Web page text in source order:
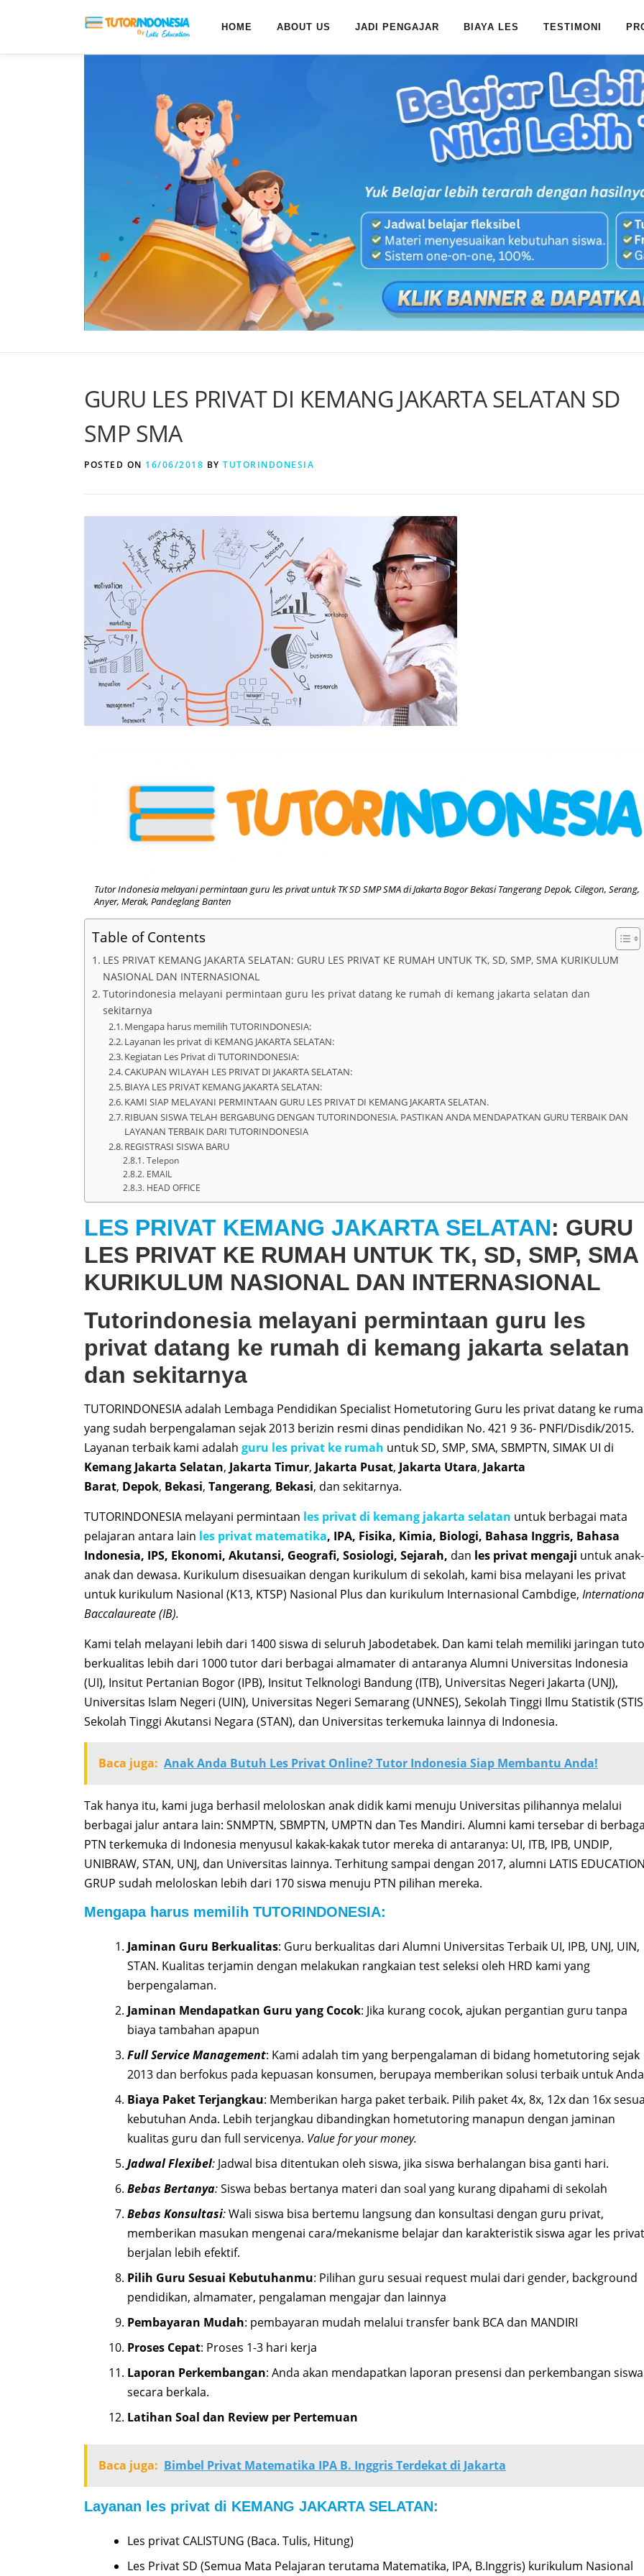
HOME ABOUT US JADI PENGAJAR BIAYA LES TESTIMONI
GURU LES PRIVAT DI KEMANG JAKARTA SELATAN SD
SMP SMA
POSTED ON 16/06/2018 BY TUTORINDONESIA
Tutor Indonesia melayani permintaan guru les privat untuk TK SD SMP SMA di Jakarta Bogor Bekasi Tangerang Depok, Cilegon, Serang,
Anyer, Merak, Pandeglang Banten
Table of Contents
LES PRIVAT KEMANG JAKARTA SELATAN: GURU LES PRIVAT KE RUMAH UNTUK TK, SD, SMP, SMA KURIKULUM
NASIONAL DAN INTERNASIONAL
Tutorindonesia melayani permintaan guru les privat datang ke rumah di kemang jakarta selatan dan
sekitarnya
Mengapa harus memilih TUTORINDONESIA:
Layanan les privat di KEMANG JAKARTA SELATAN:
Kegiatan Les Privat di TUTORINDONESIA:
CAKUPAN WILAYAH LES PRIVAT DI JAKARTA SELATAN:
BIAYA LES PRIVAT KEMANG JAKARTA SELATAN:
KAMI SIAP MELAYANI PERMINTAAN GURU LES PRIVAT DI KEMANG JAKARTA SELATAN.
RIBUAN SISWA TELAH BERGABUNG DENGAN TUTORINDONESIA. PASTIKAN ANDA MENDAPATKAN GURU TERBAIK DAN
LAYANAN TERBAIK DARI TUTORINDONESIA
REGISTRASI SISWA BARU
Telepon
EMAIL
HEAD OFFICE
LES PRIVAT KEMANG JAKARTA SELATAN: GURU
LES PRIVAT KE RUMAH UNTUK TK, SD, SMP, SMA
KURIKULUM NASIONAL DAN INTERNASIONAL
Tutorindonesia melayani permintaan guru les
privat datang ke rumah di kemang jakarta selatan
dan sekitarnya
TUTORINDONESIA adalah Lembaga Pendidikan Specialist Hometutoring Guru les privat datang ke
yang sudah berpengalaman sejak 2013 berizin resmi dinas pendidikan No. 421 9 36- PNFI/Disdik/2015.
Layanan terbaik kami adalah guru les privat ke rumah untuk SD, SMP, SMA, SBMPTN, SIMAK UI di
Kemang Jakarta Selatan, Jakarta Timur, Jakarta Pusat, Jakarta Utara, Jakarta
Barat, Depok, Bekasi, Tangerang, Bekasi, dan sekitarnya.
TUTORINDONESIA melayani permintaan les privat di kemang jakarta selatan untuk berbagai mata
pelajaran antara lain les privat matematika, IPA, Fisika, Kimia, Biologi, Bahasa Inggris, Bahasa
Indonesia, IPS, Ekonomi, Akutansi, Geografi, Sosiologi, Sejarah, dan les privat mengaji untuk anak-
anak dan dewasa. Kurikulum disesuaikan dengan kurikulum di sekolah, kami bisa melayani les privat
untuk kurikulum Nasional (K13, KTSP) Nasional Plus dan kurikulum Internasional Cambdige,
Baccalaureate (IB).
Kami telah melayani lebih dari 1400 siswa di seluruh Jabodetabek. Dan kami telah memiliki jaringan
berkualitas lebih dari 1000 tutor dari berbagai almamater di antaranya Alumni Universitas Indonesia
(UI), Insitut Pertanian Bogor (IPB), Insitut Telknologi Bandung (ITB), Universitas Negeri Jakarta (UNJ),
Universitas Islam Negeri (UIN), Universitas Negeri Semarang (UNNES), Sekolah Tinggi Ilmu Statistik
Sekolah Tinggi Akutansi Negara (STAN), dan Universitas terkemuka lainnya di Indonesia.
Baca juga: Anak Anda Butuh Les Privat Online? Tutor Indonesia Siap Membantu Anda!
Tak hanya itu, kami juga berhasil meloloskan anak didik kami menuju Universitas pilihannya melalui
berbagai jalur antara lain: SNMPTN, SBMPTN, UMPTN dan Tes Mandiri. Alumni kami tersebar di
PTN terkemuka di Indonesia menyusul kakak-kakak tutor mereka di antaranya: UI, ITB, IPB, UNDIP,
UNIBRAW, STAN, UNJ, dan Universitas lainnya. Terhitung sampai dengan 2017, alumni LATIS
GRUP sudah meloloskan lebih dari 170 siswa menuju PTN pilihan mereka.
Mengapa harus memilih TUTORINDONESIA:
Jaminan Guru Berkualitas: Guru berkualitas dari Alumni Universitas Terbaik UI, IPB, UNJ, UIN,
STAN. Kualitas terjamin dengan melakukan rangkaian test seleksi oleh HRD kami yang
berpengalaman.
Jaminan Mendapatkan Guru yang Cocok: Jika kurang cocok, ajukan pergantian guru tanpa
biaya tambahan apapun
Full Service Management: Kami adalah tim yang berpengalaman di bidang hometutoring sejak
2013 dan berfokus pada kepuasan konsumen, berupaya memberikan solusi terbaik untuk
Biaya Paket Terjangkau: Memberikan harga paket terbaik. Pilih paket 4x, 8x, 12x dan 16x
kebutuhan Anda. Lebih terjangkau dibandingkan hometutoring manapun dengan jaminan
kualitas guru dan full servicenya. Value for your money.
Jadwal Flexibel: Jadwal bisa ditentukan oleh siswa, jika siswa berhalangan bisa ganti hari.
Bebas Bertanya:Siswa bebas bertanya materi dan soal yang kurang dipahami di sekolah
Bebas Konsultasi:Wali siswa bisa bertemu langsung dan konsultasi dengan guru privat,
memberikan masukan mengenai cara/mekanisme belajar dan karakteristik siswa agar les privat
berjalan lebih efektif.
Pilih Guru Sesuai Kebutuhanmu: Pilihan guru sesuai request mulai dari gender, background
pendidikan, almamater, pengalaman mengajar dan lainnya
Pembayaran Mudah: pembayaran mudah melalui transfer bank BCA dan MANDIRI
Proses Cepat: Proses 1-3 hari kerja
Laporan Perkembangan: Anda akan mendapatkan laporan presensi dan perkembangan siswa
secara berkala.
Latihan Soal dan Review per Pertemuan
Baca juga: Bimbel Privat Matematika IPA B. Inggris Terdekat di Jakarta
Layanan les privat di KEMANG JAKARTA SELATAN:
Les privat CALISTUNG (Baca. Tulis, Hitung)
Les Privat SD (Semua Mata Pelajaran terutama Matematika, IPA, B.Inggris) kurikulum Nasional